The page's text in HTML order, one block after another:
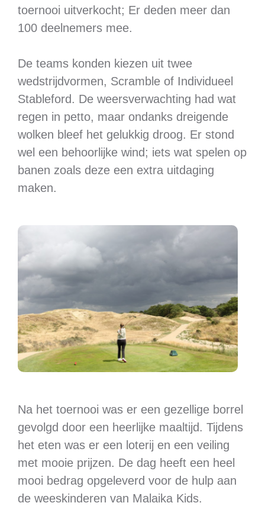
toernooi uitverkocht; Er deden meer dan
100 deelnemers mee.
De teams konden kiezen uit twee
wedstrijdvormen, Scramble of Individueel
Stableford. De weersverwachting had wat
regen in petto, maar ondanks dreigende
wolken bleef het gelukkig droog. Er stond
wel een behoorlijke wind; iets wat spelen op
banen zoals deze een extra uitdaging
maken.
Na het toernooi was er een gezellige borrel
gevolgd door een heerlijke maaltijd. Tijdens
het eten was er een loterij en een veiling
met mooie prijzen. De dag heeft een heel
mooi bedrag opgeleverd voor de hulp aan
de weeskinderen van Malaika Kids.